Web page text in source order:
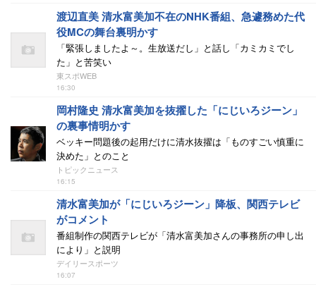
渡辺直美 清水富美加不在のNHK番組、急遽務めた代
役MCの舞台裏明かす
「緊張しましたよ～。生放送だし」と話し「カミカミでし
た」と苦笑い
東スポWEB
16:30
岡村隆史 清水富美加を抜擢した「にじいろジーン」
の裏事情明かす
ベッキー問題後の起用だけに清水抜擢は「ものすごい慎重に
決めた」とのこと
トピックニュース
16:15
清水富美加が「にじいろジーン」降板、関西テレビ
がコメント
番組制作の関西テレビが「清水富美加さんの事務所の申し出
により」と説明
デイリースポーツ
16:07